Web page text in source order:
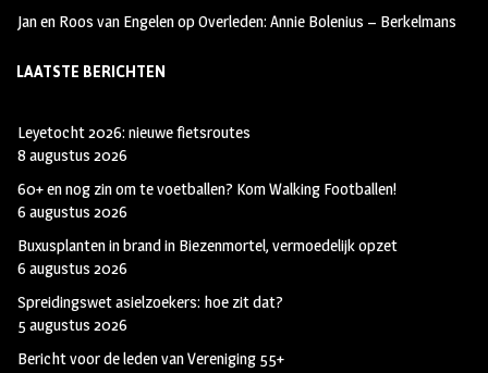
Jan en Roos van EngelenopOverleden: Annie Bolenius – Berkelmans
LAATSTE BERICHTEN
Leyetocht 2026: nieuwe fietsroutes
8 augustus 2026
60+ en nog zin om te voetballen? Kom Walking Footballen!
6 augustus 2026
Buxusplanten in brand in Biezenmortel, vermoedelijk opzet
6 augustus 2026
Spreidingswet asielzoekers: hoe zit dat?
5 augustus 2026
Bericht voor de leden van Vereniging 55+